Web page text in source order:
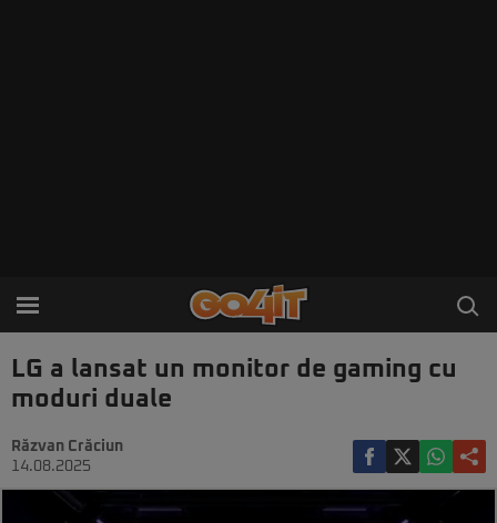
LG a lansat un monitor de gaming cu
moduri duale
Răzvan Crăciun
14.08.2025